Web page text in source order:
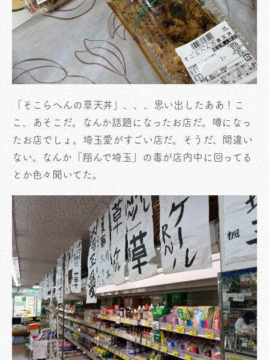
「そこらへんの草天丼」、、、思い出したああ！こ
こ、あそこだ。なんか話題になったお店だ。噂になっ
たお店でしょ。埼玉愛がすごい店だ。そうだ、間違い
ない。なんか「翔んで埼玉」の毒が店内中に回ってる
とか色々聞いてた。